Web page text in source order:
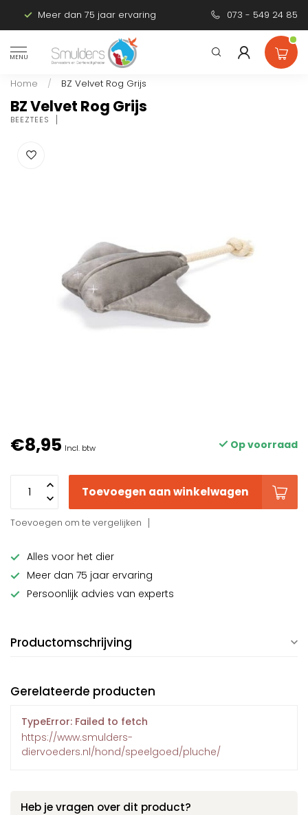
Meer dan 75 jaar ervaring Persoonlijk
073 - 549 24 85
MENU
Home / BZ Velvet Rog Grijs
BZ Velvet Rog Grijs
BEEZTEES
€8,95 Incl. btw Op voorraad
Toevoegen aan winkelwagen
Toevoegen om te vergelijken
Alles voor het dier
Meer dan 75 jaar ervaring
Persoonlijk advies van experts
Productomschrijving
Gerelateerde producten
TypeError: Failed to fetch
https://www.smulders-
diervoeders.nl/hond/speelgoed/pluche/
Heb je vragen over dit product?